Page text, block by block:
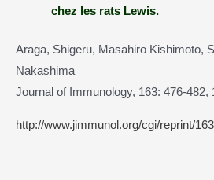
chez les rats Lewis.
Araga, Shigeru, Masahiro Kishimoto,
Nakashima
Journal of Immunology, 163: 476-482,
http://www.jimmunol.org/cgi/reprint/